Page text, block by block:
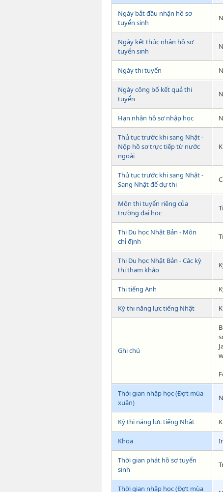
Ngày bắt đầu nhận hồ sơ
tuyển sinh
Ngày kết thúc nhận hồ sơ
tuyển sinh
Ngày thi tuyển
Ngày công bố kết quả thi
tuyển
Hạn nhận hồ sơ nhập học
Thủ tục trước khi sang Nhật -
Nộp hồ sơ trực tiếp từ nước
ngoài
Thủ tục trước khi sang Nhật -
Sang Nhật để dự thi
Môn thi tuyển riêng của
trường đại học
Thi Du học Nhật Bản - Môn
chỉ định
Thi Du học Nhật Bản - Các kỳ
thi tham khảo
Thi tiếng Anh
Kỳ thi năng lực tiếng Nhật
Ghi chú
Thời gian nhập học (Đợt mùa
xuân)
Kỳ thi năng lực tiếng Nhật
Khoa
Thời gian phát hồ sơ tuyển
sinh
Thời gian nhập học (Đợt mùa